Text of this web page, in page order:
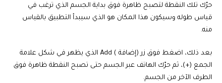
حرّك تلك النقطة لتصبح ظاهرة فوق بداية الجسم الذي ترغب في
قياس طوله وسيكون هذا المكان هو الذي سيبدأ التطبيق بالقياس
منه.
بعد ذلك، اضغط فوق زر (إضافة ) Add الذي يظهر في شكل علامة
الجمع (+)، ثم حرّك الهاتف عبر الجسم حتى تصبح النقطة ظاهرة فوق
الطرف الآخر من الجسم.